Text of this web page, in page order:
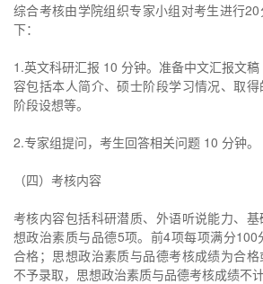
综合考核由学院组织专家小组对考生进行
下：
1.英文科研汇报 10 分钟。准备中文汇报文
容包括本人简介、硕士阶段学习情况、取
阶段设想等。
2.专家组提问，考生回答相关问题 10 分钟。
（四）考核内容
考核内容包括科研潜质、外语听说能力、
想政治素质与品德5项。前4项每项满分
合格；思想政治素质与品德考核成绩为合格
不予录取，思想政治素质与品德考核成绩不计